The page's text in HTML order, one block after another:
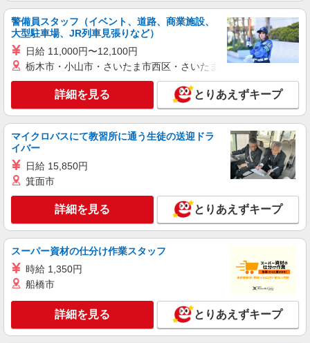
警備員スタッフ（イベント、道路、商業施設、
大型駐車場、JR列車見張りなど）
日給 11,000円〜12,100円
栃木市・小山市・さいたま市西区・さいたま市岩槻区・久喜市・
詳細を見る とりあえずキープ
マイクロバスにて教習所に通う生徒の送迎ドラ
イバー
日給 15,850円
箕面市
詳細を見る とりあえずキープ
スーパー資材の仕分け作業スタッフ
時給 1,350円
船橋市
詳細を見る とりあえずキープ